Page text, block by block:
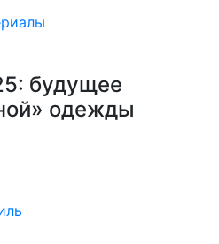
будущее
одежды